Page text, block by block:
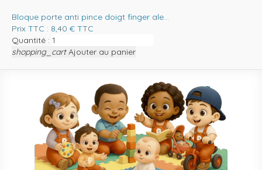
Bloque porte anti pince doigt finger ale...
Prix TTC : 8,40 € TTC
Quantité :
shopping_cart Ajouter au panier